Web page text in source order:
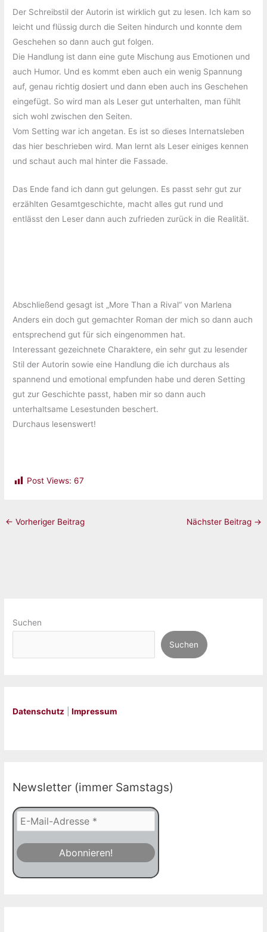
Der Schreibstil der Autorin ist wirklich gut zu lesen. Ich kam so
leicht und flüssig durch die Seiten hindurch und konnte dem
Geschehen so dann auch gut folgen.
Die Handlung ist dann eine gute Mischung aus Emotionen und
auch Humor. Und es kommt eben auch ein wenig Spannung
auf, genau richtig dosiert und dann eben auch ins Geschehen
eingefügt. So wird man als Leser gut unterhalten, man fühlt
sich wohl zwischen den Seiten.
Vom Setting war ich angetan. Es ist so dieses Internatsleben
das hier beschrieben wird. Man lernt als Leser einiges kennen
und schaut auch mal hinter die Fassade.
Das Ende fand ich dann gut gelungen. Es passt sehr gut zur
erzählten Gesamtgeschichte, macht alles gut rund und
entlässt den Leser dann auch zufrieden zurück in die Realität.
Abschließend gesagt ist „More Than a Rival“ von Marlena
Anders ein doch gut gemachter Roman der mich so dann auch
entsprechend gut für sich eingenommen hat.
Interessant gezeichnete Charaktere, ein sehr gut zu lesender
Stil der Autorin sowie eine Handlung die ich durchaus als
spannend und emotional empfunden habe und deren Setting
gut zur Geschichte passt, haben mir so dann auch
unterhaltsame Lesestunden beschert.
Durchaus lesenswert!
Post Views: 67
← Vorheriger Beitrag Nächster Beitrag →
Suchen
Suchen
Datenschutz |Impressum
Newsletter (immer Samstags)